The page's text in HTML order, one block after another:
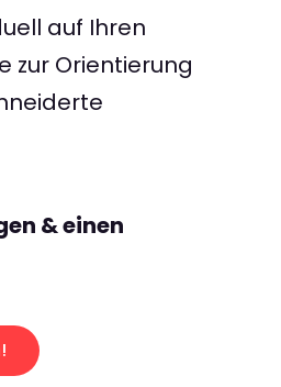
auf Ihren
zur Orientierung
& einen